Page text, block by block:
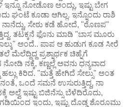
ನೋಡೊಣ ಅಂದ್ಲು, ಇಷ್ಟು ಬೇಗ
ಘಂಟೆ ಕೂಡಾ ಆಗಿಲ್ಲ. ಇನ್ನೊಂದು ರಾಶಿ
ನಾನೆದ್ದು, ಸೇಠು ಕಡೆ ಹೋದೆ, "ಠೊಣಪ"
ತಟಕ್ಕನೆ ಫೊನು ಮಾಡಿ "ಬಾಸ ಮೂರು
ಅಂದೆ.. ಪಾಪ ಆ ಹುಡುಗ ಕೂಡ ಸೀರೆ
ಮೆಲೆದ್ದಿದ್ದ ಪ್ರಶ್ನಾರ್ಥಕ ಚಿಹ್ನೆಗೆ
ನಕ್ಕೆ, ಕಣ್ಣಲ್ಲೆ ಅವನು ಧನ್ಯವಾದ
ಹಲ್ಲು ಕಿರಿದ. "ಮತ್ತೆ ಹೇಗಿದೆ ಸೇಲ್ಸು" ಅಂತ
ಒಂದೆ ಸಮನೆ ಉಸುರುತ್ತಿದ್ದ, ನಾ
ಅಲ್ವೆ ಇಷ್ಟು ಬಿಜಿನೆಸ್ಸು ಬೆಳೆದಿರೊದು,
ಇಂದು, ಇಷ್ಟು ದೊಡ್ಡ ಶೊರೂಮು